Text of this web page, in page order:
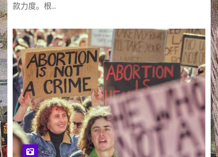
款力度。根…